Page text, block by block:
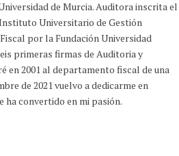
de Murcia. Auditora inscrita el
Universitario de Gestión
por la Fundación Universidad
primeras firmas de Auditoria y
en 2001 al departamento fiscal de una
de 2021 vuelvo a dedicarme en
ha convertido en mi pasión.